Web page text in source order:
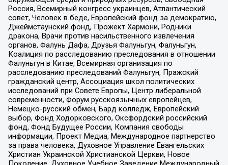
Россия, Всемирный конгресс украинцев, Атлантический
совет, Человек в беде, Европейский фонд за демократию,
Джеймстаунский фонд, Прожект Хармони, Родники
дракона, Врачи против насильственного извлечения
органов, Фалунь Дафа, Друзья Фалуньгун, Фалуньгун,
Коалиция по расследованию преследования в отношении
Фалуньгун в Китае, Всемирная организация по
расследованию преследований Фалуньгун, Пражский
гражданский центр, Ассоциация школ политических
исследований при Совете Европы, Центр либеральной
современности, Форум русскоязычных европейцев,
Немецко-русский обмен, Бард колледж, Европейский
выбор, Фонд Ходорковского, Оксфордский российский
фонд, Фонд Будущее России, Компания свободы
информации, Проект Медиа, Международное партнерство
за права человека, Духовное Управление Евангельских
Христиан Украинской Христианской Церкви, Новое